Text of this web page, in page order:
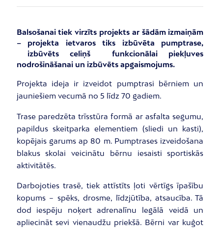
Balsošanai tiek virzīts projekts ar šādām izmaiņām
– projekta ietvaros tiks izbūvēta pumptrase,
izbūvēts celiņš funkcionālai piekļuves
nodrošināšanai un izbūvēts apgaismojums.
Projekta ideja ir izveidot pumptrasi bērniem un
jauniešiem vecumā no 5 līdz 70 gadiem.
Trase paredzēta trīsstūra formā ar asfalta segumu,
papildus skeitparka elementiem (sliedi un kasti),
kopējais garums ap 80 m. Pumptrases izveidošana
blakus skolai veicinātu bērnu iesaisti sportiskās
aktivitātēs.
Darbojoties trasē, tiek attīstīts ļoti vērtīgs īpašību
kopums – spēks, drosme, līdzjūtība, atsaucība. Tā
dod iespēju noķert adrenalīnu legālā veidā un
apliecināt sevi vienaudžu priekšā. Bērni var kuģot